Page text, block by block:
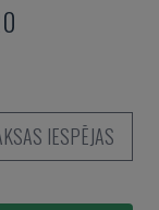
IESPĒJAS